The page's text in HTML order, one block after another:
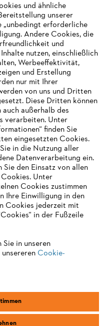
Informationen
D-64807 Dieburg
NICHT
empfehlen wir Ihnen, zu
Chrome
und ähnliche
unserer
„unbedingt erforderliche
Andere Cookies, die
und
nutzen, einschließlich
Werbeeffektivität,
und Erstellung
nur mit Ihrer
von uns und Dritten
Diese Dritten können
außerhalb des
verarbeiten. Unter
finden Sie
eingesetzten Cookies.
in die Nutzung aller
Datenverarbeitung ein.
Sie den Einsatz von allen
Unter
Cookies zustimmen
Ihre Einwilligung in den
Cookies jederzeit mit
in der Fußzeile
in unseren
Cookie-